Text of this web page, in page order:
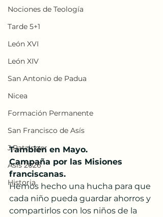
Nociones de Teología
Tarde 5+1
León XVI
León XIV
San Antonio de Padua
Nicea
Formación Permanente
San Francisco de Asís
J.Ratzinger
Asís 2026
Historia
También en Mayo.
Campaña por las Misiones
franciscanas.
Hemos hecho una hucha para que
cada niño pueda guardar ahorros y
compartirlos con los niños de la